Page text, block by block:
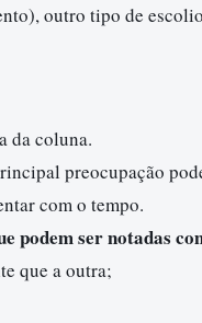
outro tipo de
da coluna.
preocupação
com o tempo.
podem ser notadas
que a outra;